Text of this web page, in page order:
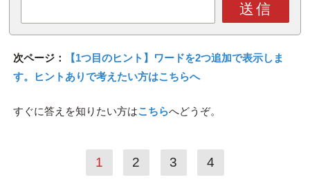
送信
次ページ：
【1つ目のヒント】ワードを2つ追加で表示しま
す。ヒントありで考えたい方はこちらへ
すぐに答えを知りたい方はこちらへどうぞ。
1 2 3 4